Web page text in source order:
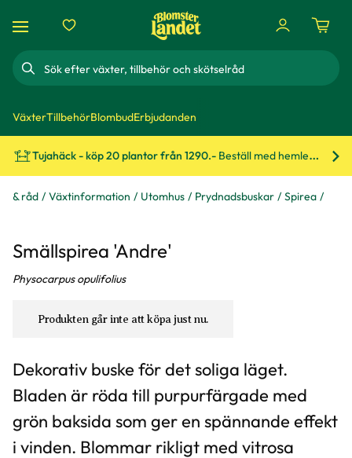
Sök
VäxterTillbehörBlombudErbjudanden
Tujahäck - köp 20 plantor från 1290.- Beställ med hemleverans!
& råd Växtinformation Utomhus Prydnadsbuskar Spirea
Smällspirea 'Andre'
Physocarpus opulifolius
Produkten går inte att köpa just nu.
Dekorativ buske för det soliga läget.
Bladen är röda till purpurfärgade med
grön baksida som ger en spännande effekt
i vinden. Blommar rikligt med vitrosa